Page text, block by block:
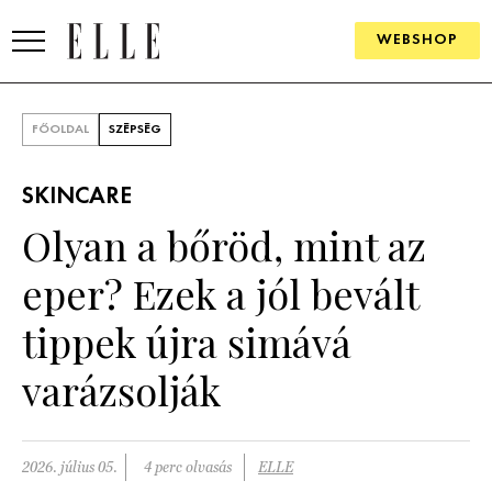
WEBSHOP
SZÉPSÉG
KULTÚRA
PSZICHÉ
PÁRKAPCSOLAT
FŐOLDAL SZÉPSÉG
SKINCARE
Olyan a bőröd, mint az
eper? Ezek a jól bevált
tippek újra simává
varázsolják
2026. július 05. 4 perc olvasás ELLE